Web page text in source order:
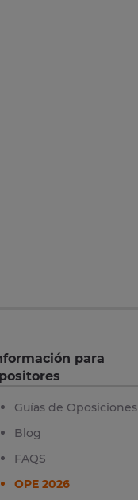
para
Guías de Oposiciones
Blog
FAQS
OPE 2026